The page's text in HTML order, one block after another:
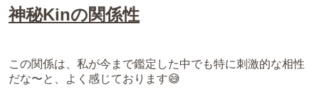
神秘Kinの関係性
この関係は、私が今まで鑑定した中でも特に刺激的な相性
だな〜と、よく感じております😅